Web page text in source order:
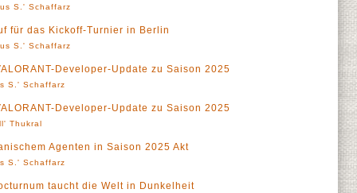
S.' Schaffarz
für das Kickoff-Turnier in Berlin
S.' Schaffarz
Developer-Update zu Saison 2025
S.' Schaffarz
Developer-Update zu Saison 2025
Thukral
Agenten in Saison 2025 Akt
S.' Schaffarz
taucht die Welt in Dunkelheit